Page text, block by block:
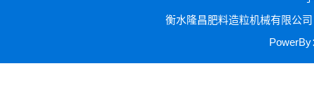
衡水隆昌肥料造粒机械有限公